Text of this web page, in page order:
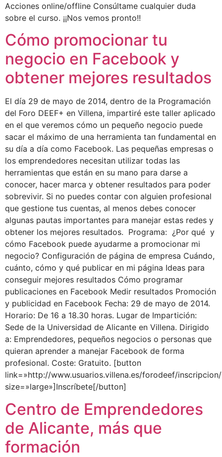
Acciones online/offline Consúltame cualquier duda
sobre el curso. ¡¡Nos vemos pronto!!
Cómo promocionar tu
negocio en Facebook y
obtener mejores resultados
El día 29 de mayo de 2014, dentro de la Programación
del Foro DEEF+ en Villena, impartiré este taller aplicado
en el que veremos cómo un pequeño negocio puede
sacar el máximo de una herramienta tan fundamental en
su día a día como Facebook. Las pequeñas empresas o
los emprendedores necesitan utilizar todas las
herramientas que están en su mano para darse a
conocer, hacer marca y obtener resultados para poder
sobrevivir. Si no puedes contar con alguien profesional
que gestione tus cuentas, al menos debes conocer
algunas pautas importantes para manejar estas redes y
obtener los mejores resultados. Programa: ¿Por qué y
cómo Facebook puede ayudarme a promocionar mi
negocio? Configuración de página de empresa Cuándo,
cuánto, cómo y qué publicar en mi página Ideas para
conseguir mejores resultados Cómo programar
publicaciones en Facebook Medir resultados Promoción
y publicidad en Facebook Fecha: 29 de mayo de 2014.
Horario: De 16 a 18.30 horas. Lugar de Impartición:
Sede de la Universidad de Alicante en Villena. Dirigido
a: Emprendedores, pequeños negocios o personas que
quieran aprender a manejar Facebook de forma
profesional. Coste: Gratuito. [button
link=»http://www.usuarios.villena.es/forodeef/
size=»large»]Inscríbete[/button]
Centro de Emprendedores
de Alicante, más que
formación